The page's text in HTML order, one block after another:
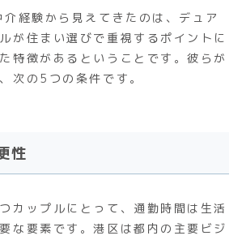
経験から見えてきたのは、デュア
が住まい選びで重視するポイントに
特徴があるということです。彼らが
次の5つの条件です。
性
カップルにとって、通勤時間は生活
な要素です。港区は都内の主要ビジ